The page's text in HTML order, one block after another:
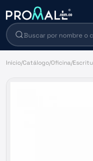
Inicio/Catálogo/Oficina/